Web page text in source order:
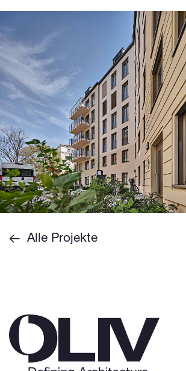
Alle Projekte